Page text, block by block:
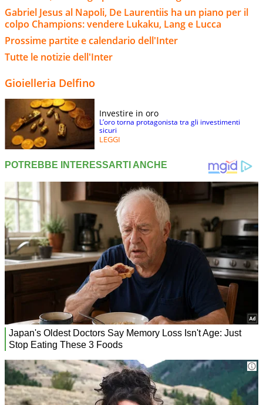
Gabriel Jesus al Napoli, De Laurentiis ha un piano per il
colpo Champions: vendere Lukaku, Lang e Lucca
Prossime partite e calendario dell'Inter
Tutte le notizie dell'Inter
Gioielleria Delfino
Investire in oro
L’oro torna protagonista tra gli investimenti
sicuri
LEGGI